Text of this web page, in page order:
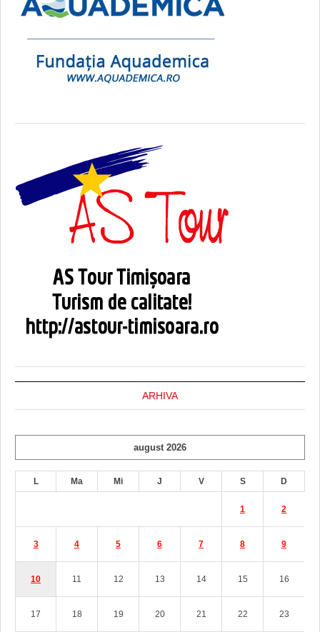
ARHIVA
august 2026
L Ma Mi J V S D
1 2
3 4 5 6 7 8 9
10 11 12 13 14 15 16
17 18 19 20 21 22 23